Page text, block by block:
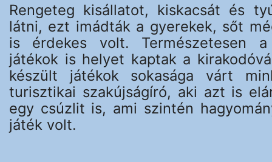
Rengeteg kisállatot, kiskacsát és
látni, ezt imádták a gyerekek, sőt
is érdekes volt. Természetesen a
játékok is helyet kaptak a
készült játékok sokasága várt
turisztikai szakújságíró, aki azt is
egy csúzlit is, ami szintén
játék volt.